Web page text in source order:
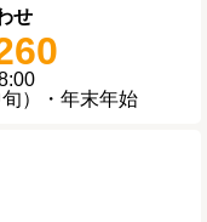
せ
）・年末年始